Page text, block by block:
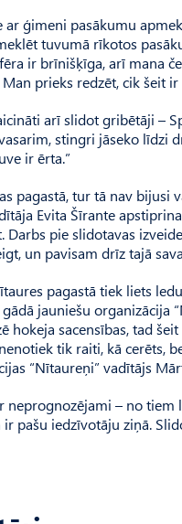
ar ģimeni pasākumu
tuvumā rīkotos
ir brīnišķīga, arī mana
prieks redzēt, cik šeit
arī slidot gribētāji –
stingri jāseko līdzi
ir ērta.”
pagastā, tur tā nav bijusi
Evita Šīrante
Darbs pie slidotavas
un pavisam drīz tajā
pagastā tiek liets
jauniešu organizācija
hokeja sacensības, tad
tik raiti, kā cerēts,
“Nītaureņi” vadītājs
neprognozējami – no
pašu iedzīvotāju ziņā.